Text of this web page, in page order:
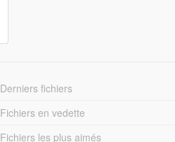
Derniers fichiers
Fichiers en vedette
Fichiers les plus aimés